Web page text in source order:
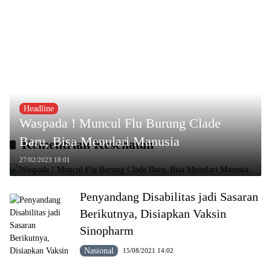
Kementrian Kesehatan
Headline
Waspada ! Muncul Flu Burung Clade
Baru, Bisa Menulari Manusia
27/02/2023 18:01
Penyandang Disabilitas jadi Sasaran
Berikutnya, Disiapkan Vaksin
Sinopharm
Nasional 15/08/2021 14:02